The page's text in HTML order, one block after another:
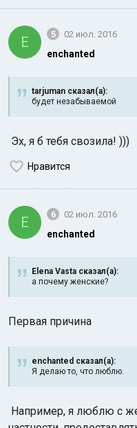
E 5 02 июл. 2016
enchanted
tarjuman сказал(а):
будет незабываемой
Эх, я б тебя свозила! )))
Нравится
E 6 02 июл. 2016
enchanted
Elena Vasta сказал(а):
а почему женские?
Первая причина
enchanted сказал(а):
Я делаю то, что люблю.
Например, я люблю с